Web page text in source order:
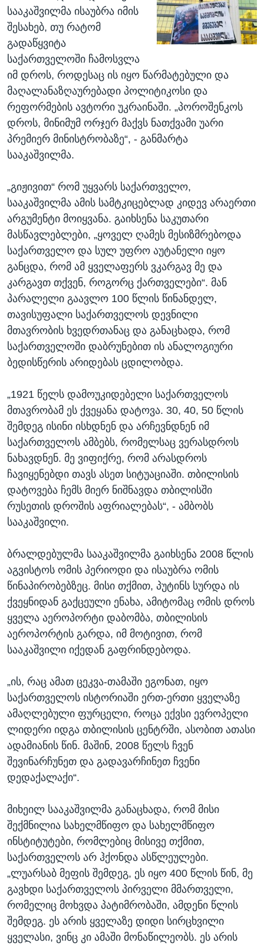
სააკაშვილმა ისაუბრა იმის
შესახებ, თუ რატომ
გადაწყვიტა
საქართველოში ჩამოსვლა
იმ დროს, როდესაც ის იყო წარმატებული და
მაღალანაზღაურებადი პოლიტიკოსი და
რეფორმების ავტორი უკრაინაში. „პოროშენკოს
დროს, მინიმუმ ორჯერ მაქვს ნათქვამი უარი
პრემიერ მინისტრობაზე“, - განმარტა
სააკაშვილმა.
„გიჟივით“ რომ უყვარს საქართველო,
სააკაშვილმა ამის სამტკიცებლად კიდევ არაერთი
არგუმენტი მოიყვანა. გაიხსენა საკუთარი
მასწავლებლები, „ყოველ ღამეს მესიზმრებოდა
საქართველო და სულ უფრო აუტანელი იყო
განცდა, რომ ამ ყველაფერს ვკარგავ მე და
კარგავთ თქვენ, როგორც ქართველები“. მან
პარალელი გაავლო 100 წლის წინანდელ,
თავისუფალი საქართველოს დევნილი
მთავრობის ხვედრთანაც და განაცხადა, რომ
საქართველოში დაბრუნებით ის ანალოგიური
ბედისწერის არიდებას ცდილობდა.
„1921 წელს დამოუკიდებელი საქართველოს
მთავრობამ ეს ქვეყანა დატოვა. 30, 40, 50 წლის
შემდეგ ისინი ისხდნენ და არჩევნდნენ იმ
საქართველოს ამბებს, რომელსაც ვერასდროს
ნახავდნენ. მე ვიფიქრე, რომ არასდროს
ჩავიყენებდი თავს ასეთ სიტუაციაში. თბილისის
დატოვება ჩემს მიერ ნიშნავდა თბილისში
რუსეთის დროშის აფრიალებას“, - ამბობს
სააკაშვილი.
ბრალდებულმა სააკაშვილმა გაიხსენა 2008 წლის
აგვისტოს ომის პერიოდი და ისაუბრა ომის
წინაპირობებზეც. მისი თქმით, პუტინს სურდა ის
ქვეყნიდან გაქცეული ენახა, ამიტომაც ომის დროს
ყველა აეროპორტი დაბომბა, თბილისის
აეროპორტის გარდა, იმ მოტივით, რომ
სააკაშვილი იქედან გაფრინდებოდა.
„ის, რაც ამათ ცეკვა-თამაში ეგონათ, იყო
საქართველოს ისტორიაში ერთ-ერთი ყველაზე
ამაღლებული ფურცელი, როცა ექვსი ევროპელი
ლიდერი იდგა თბილისის ცენტრში, ასობით ათასი
ადამიანის წინ. მაშინ, 2008 წელს ჩვენ
შევინარჩუნეთ და გადავარჩინეთ ჩვენი
დედაქალაქი“.
მიხეილ სააკაშვილმა განაცხადა, რომ მისი
შექმნილია სახელმწიფო და სახელმწიფო
ინსტიტუტები, რომლებიც მისივე თქმით,
საქართველოს არ ჰქონდა ასწლეულები.
„ლუარსაბ მეფის შემდეგ, ეს იყო 400 წლის წინ, მე
გავხდი საქართველოს პირველი მმართველი,
რომელიც მოხვდა პატიმრობაში, ამდენი წლის
შემდეგ. ეს არის ყველაზე დიდი სირცხვილი
ყველასი, ვინც კი ამაში მონაწილეობს. ეს არის